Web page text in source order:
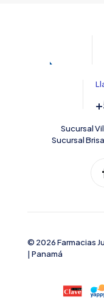
Sucursal
Sucursal
© 2026 Farmacias
| Panamá